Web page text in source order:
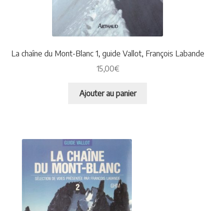
La chaîne du Mont-Blanc 1, guide Vallot, François Labande
15,00€
Ajouter au panier